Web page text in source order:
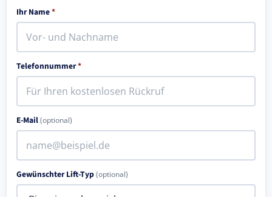
Ihr Name*
Telefonnummer*
E-Mail(optional)
Gewünschter Lift-Typ(optional)